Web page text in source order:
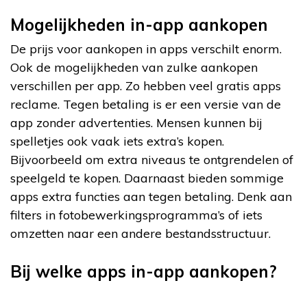
Mogelijkheden in-app aankopen
De prijs voor aankopen in apps verschilt enorm.
Ook de mogelijkheden van zulke aankopen
verschillen per app. Zo hebben veel gratis apps
reclame. Tegen betaling is er een versie van de
app zonder advertenties. Mensen kunnen bij
spelletjes ook vaak iets extra’s kopen.
Bijvoorbeeld om extra niveaus te ontgrendelen of
speelgeld te kopen. Daarnaast bieden sommige
apps extra functies aan tegen betaling. Denk aan
filters in fotobewerkingsprogramma’s of iets
omzetten naar een andere bestandsstructuur.
Bij welke apps in-app aankopen?